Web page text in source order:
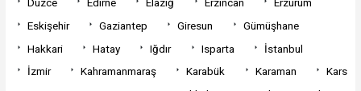
Eskişehir
Gaziantep Giresun
Gümüşhane
Hakkari
Hatay Iğdır Isparta
İstanbul
İzmir
Kahramanmaraş Karabük Karaman
Kars